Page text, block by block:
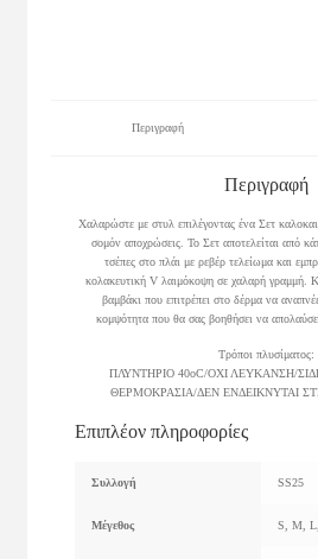
Περιγραφή
Περιγραφή
Χαλαρώστε με στυλ επιλέγοντας ένα Σετ
σομόν αποχρώσεις. Το Σετ αποτελείται από
τσέπες στο πλάι με ρεβέρ τελείωμα και
κολακευτική V λαιμόκοψη σε χαλαρή γραμμή.
βαμβάκι που επιτρέπει στο δέρμα να
κομψότητα που θα σας βοηθήσει να
Τρόποι πλυσίματος:
ΠΛΥΝΤΗΡΙΟ 40οC/ΟΧΙ ΛΕΥΚΑΝΣΗ/
ΘΕΡΜΟΚΡΑΣΙΑ/ΔΕΝ ΕΝΔΕΙΚΝΥΤΑΙ
Επιπλέον πληροφορίες
Συλλογή SS25
Μέγεθος S, M,